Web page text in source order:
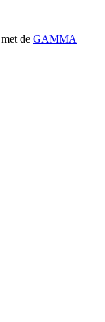
de GAMMA